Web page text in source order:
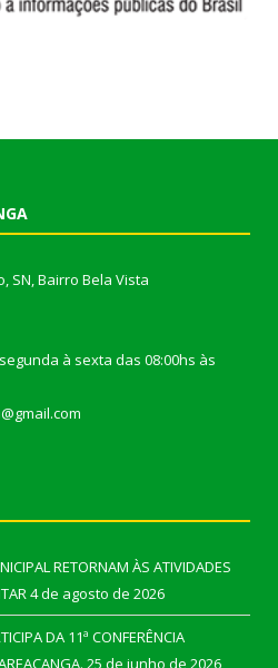
SN, Bairro Bela Vista
à sexta das 08:00hs às
RETORNAM ÀS ATIVIDADES
4 de agosto de 2026
DA 11ª CONFERÊNCIA
25 de junho de 2026